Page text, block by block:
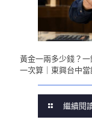
黃金一兩多少錢？
一次算｜東興台中當
繼續閱